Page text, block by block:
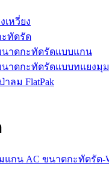
หวี่ยง
ทัดรัด
าดกะทัดรัดแบบแกน
าดกะทัดรัดแบบทแยงมุม
าลม FlatPak